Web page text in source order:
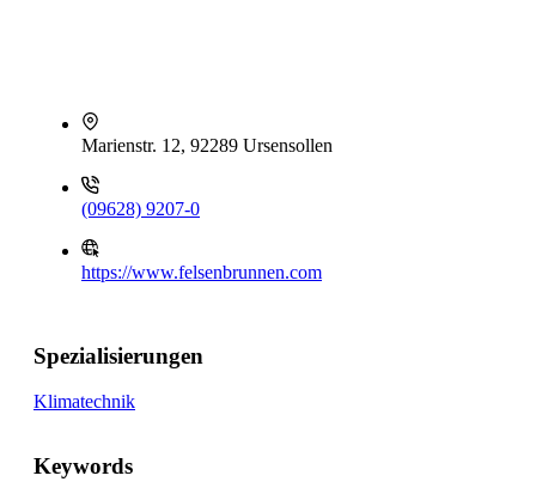
Marienstr. 12, 92289 Ursensollen
(09628) 9207-0
https://www.felsenbrunnen.com
Spezialisierungen
Klimatechnik
Keywords